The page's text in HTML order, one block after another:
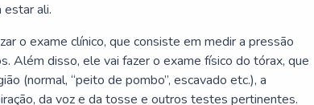
estar ali.
o exame clínico, que consiste em medir a pressão
Além disso, ele vai fazer o exame físico do tórax, que
(normal, “peito de pombo”, escavado etc.), a
da voz e da tosse e outros testes pertinentes.